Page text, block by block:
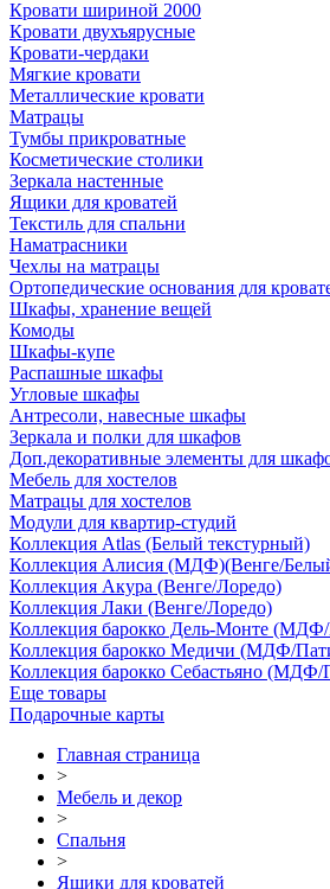
Кровати шириной 2000
Кровати двухъярусные
Кровати-чердаки
Мягкие кровати
Металлические кровати
Матрацы
Тумбы прикроватные
Косметические столики
Зеркала настенные
Ящики для кроватей
Текстиль для спальни
Наматрасники
Чехлы на матрацы
Ортопедические основания для
Шкафы, хранение вещей
Комоды
Шкафы-купе
Распашные шкафы
Угловые шкафы
Антресоли, навесные шкафы
Зеркала и полки для шкафов
Доп.декоративные элементы для
Мебель для хостелов
Матрацы для хостелов
Модули для квартир-студий
Коллекция Atlas (Белый текстурный)
Коллекция Алисия (МДФ)(Венге/
Коллекция Акура (Венге/Лоредо)
Коллекция Лаки (Венге/Лоредо)
Коллекция барокко Дель-Монте
Коллекция барокко Медичи (МДФ/
Коллекция барокко Себастьяно (МДФ/
Еще товары
Подарочные карты
Главная страница
>
Мебель и декор
>
Спальня
>
Ящики для кроватей